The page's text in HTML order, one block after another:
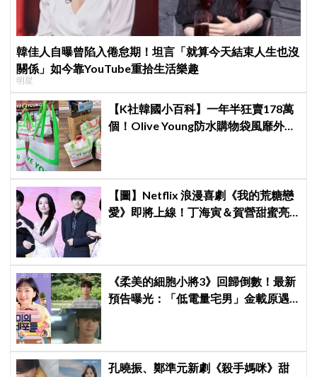
韓佳人自曝曾陷入倦怠期！坦言「就算今天結束人生也沒
關係」如今靠YouTube重拾生活樂趣
明星
【K社韓國小百科】一年半狂賣178萬
個！Olive Young防水購物袋風靡外國
【圖】Netflix 浪漫喜劇《我的荒糖戀
愛》即將上線！丁海寅＆賀營甜蜜亮
《柔美的細胞小將3》回歸倒數！最新
預告曝光：「低電量宅男」金載原遇
孔曉振、鄭準元新劇《殺手媽咪》甜